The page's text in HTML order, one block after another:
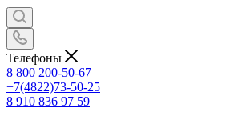
Телефоны
8 800 200-50-67
+7(4822)73-50-25
8 910 836 97 59